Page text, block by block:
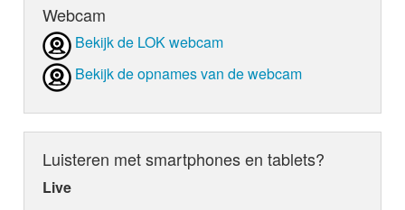
Webcam
Bekijk de LOK webcam
Bekijk de opnames van de webcam
Luisteren met smartphones en tablets?
Live